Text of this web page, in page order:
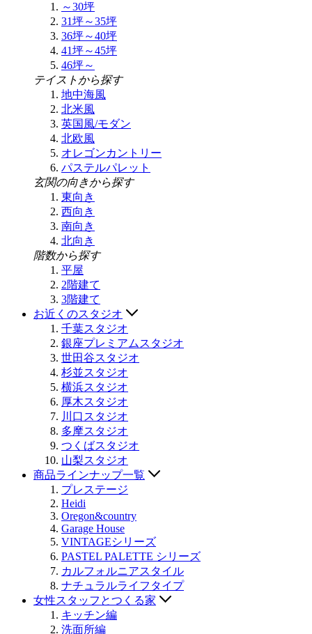
～30坪
31坪～35坪
36坪～40坪
41坪～45坪
46坪～
テイストから探す
地中海風
北米風
英国風/モダン
北欧風
オレゴンカントリー
パステルパレット
玄関の向きから探す
東向き
西向き
南向き
北向き
階数から探す
平屋
2階建て
3階建て
お近くのスタジオ
千葉スタジオ
銀座プレミアムスタジオ
世田谷スタジオ
杉並スタジオ
横浜スタジオ
厚木スタジオ
川口スタジオ
多摩スタジオ
つくばスタジオ
山梨スタジオ
商品ラインナップ一覧
プレステージ
Heidi
Oregon&country
Garage House
VINTAGEシリーズ
PASTEL PALETTE シリーズ
カルフォルニアスタイル
ナチュラルライフタイプ
女性スタッフとつくる家
キッチン編
洗面所編